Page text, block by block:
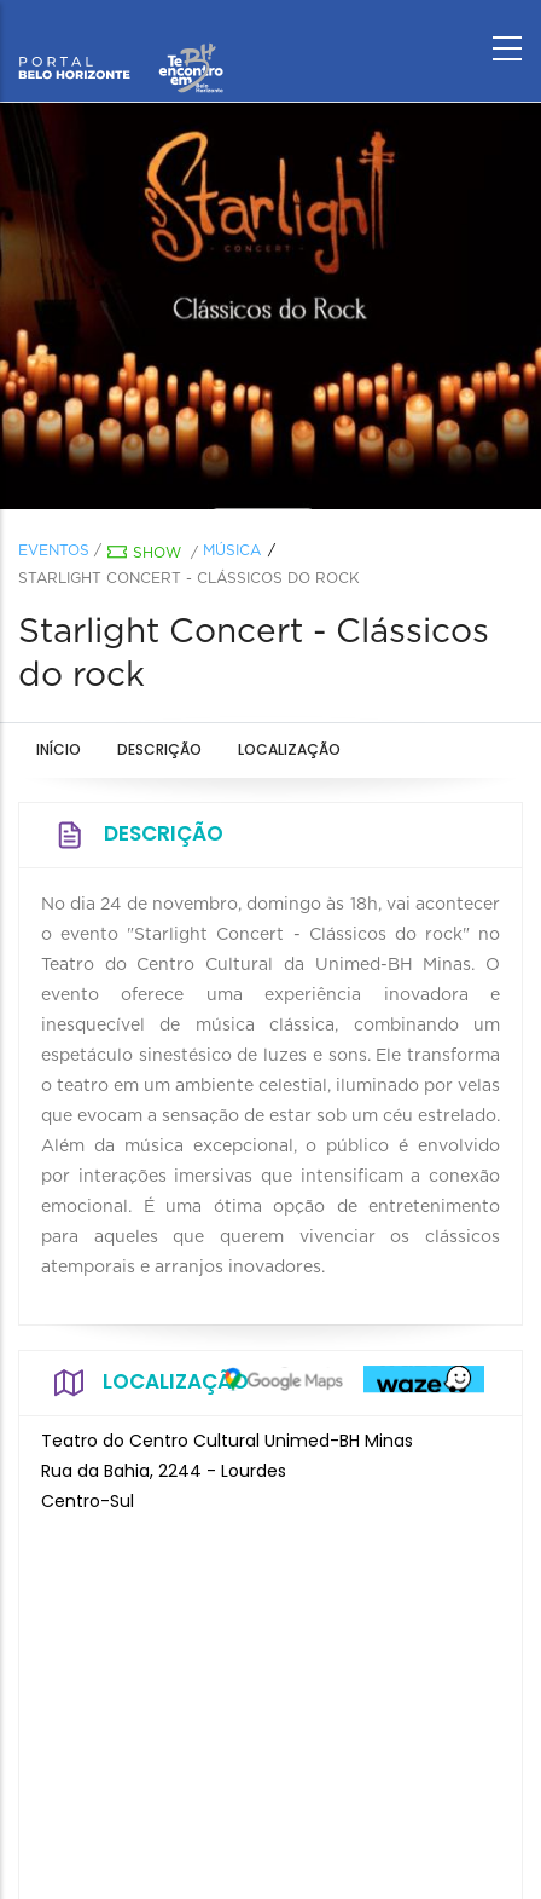
EVENTOS / SHOW / MÚSICA
STARLIGHT CONCERT - CLÁSSICOS DO ROCK
Starlight Concert - Clássicos
do rock
INÍCIO DESCRIÇÃO LOCALIZAÇÃO
DESCRIÇÃO
No dia 24 de novembro, domingo às 18h, vai acontecer
o evento "Starlight Concert - Clássicos do rock" no
Teatro do Centro Cultural da Unimed-BH Minas. O
evento oferece uma experiência inovadora e
inesquecível de música clássica, combinando um
espetáculo sinestésico de luzes e sons. Ele transforma
o teatro em um ambiente celestial, iluminado por velas
que evocam a sensação de estar sob um céu estrelado.
Além da música excepcional, o público é envolvido
por interações imersivas que intensificam a conexão
emocional. É uma ótima opção de entretenimento
para aqueles que querem vivenciar os clássicos
atemporais e arranjos inovadores.
LOCALIZAÇÃO
Teatro do Centro Cultural Unimed-BH Minas
Rua da Bahia, 2244 - Lourdes
Centro-Sul